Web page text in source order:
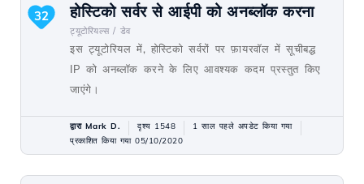
होस्टिको सर्वर से आईपी को अनब्लॉक करना
ट्यूटोरियल्स / डेव
इस ट्यूटोरियल में, होस्टिको सर्वरों पर फ़ायरवॉल में सूचीबद्ध
IP को अनब्लॉक करने के लिए आवश्यक कदम प्रस्तुत किए
जाएंगे।
32
द्वारा Mark D. दृश्य 1548
1 साल पहले अपडेट किया गया
प्रकाशित किया गया 05/10/2020